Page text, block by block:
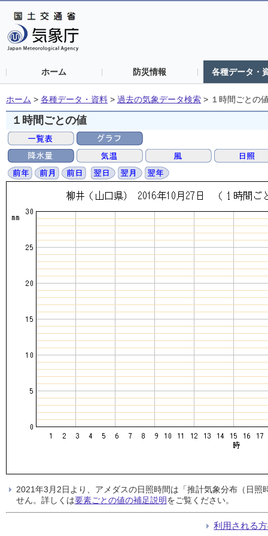
ホーム 防災情報 各種データ・
ホーム > 各種データ・資料 > 過去の気象データ検索 > １時間ごとの
１時間ごとの値
2021年3月2日より、アメダスの日照時間は「推計気象分布（日
せん。詳しくは要素ごとの値の補足説明をご覧ください。
利用される